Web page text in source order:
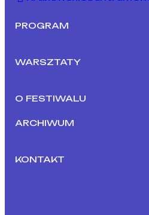
PROGRAM
WARSZTATY
O FESTIWALU
ARCHIWUM
KONTAKT